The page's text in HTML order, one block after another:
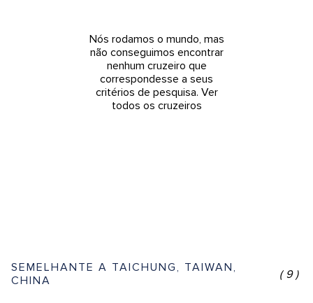
Nós rodamos o mundo, mas
não conseguimos encontrar
nenhum cruzeiro que
correspondesse a seus
critérios de pesquisa. Ver
todos os cruzeiros
SEMELHANTE A TAICHUNG, TAIWAN,
CHINA
(9)